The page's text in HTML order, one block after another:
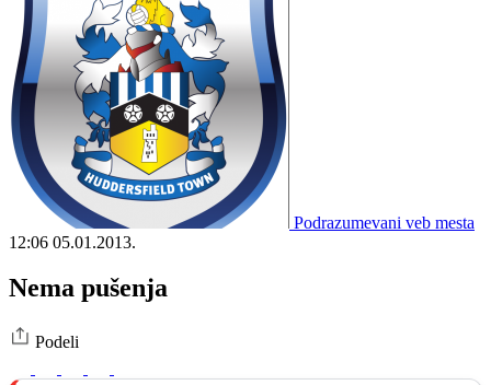
Podrazumevani veb mesta
12:06 05.01.2013.
Nema pušenja
Podeli